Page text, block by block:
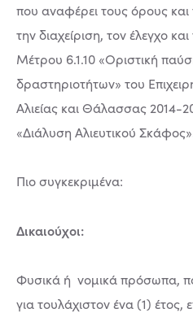
που αναφέρει τους όρους και
την διαχείριση, τον έλεγχο
Μέτρου 6.1.10 «Οριστική
δραστηριοτήτων» του
Αλιείας και Θάλασσας 2014-
«Διάλυση Αλιευτικού
Πιο συγκεκριμένα:
Δικαιούχοι:
Φυσικά ή νομικά πρόσωπα,
για τουλάχιστον ένα (1) έτος,